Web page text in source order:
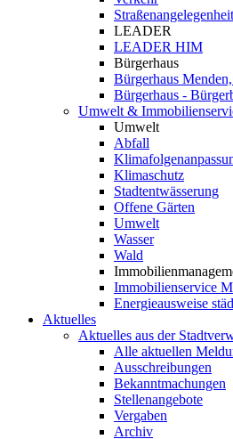
LEADER
LEADER HIM
Bürgerhaus
Bürgerhaus
Bürgerhaus -
Umwelt &
Umwelt
Abfall
Klimaschutz
Stadtentwässerung
Offene Gärten
Umwelt
Wasser
Wald
Immobilienservice
Energieausweise
Aktuelles
Aktuelles aus der
Alle aktuellen
Ausschreibungen
Bekanntmachungen
Stellenangebote
Vergaben
Archiv